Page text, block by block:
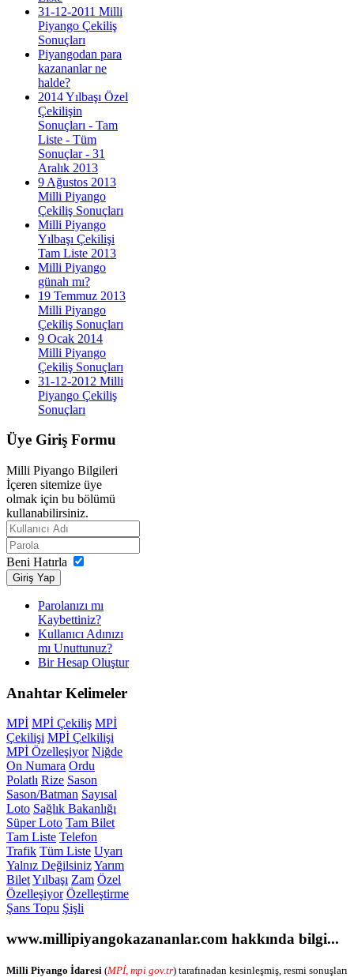
31-12-2011 Milli
Piyango Çekiliş
Sonuçları
Piyangodan para
kazananlar ne
halde?
2014 Yılbaşı Özel
Çekilişin
Sonuçları - Tam
Liste - Tüm
Sonuçlar - 31
Aralık 2013
9 Ağustos 2013
Milli Piyango
Çekiliş Sonuçları
Milli Piyango
Yılbaşı Çekilişi
Tam Liste 2013
Milli Piyango
günah mı?
19 Temmuz 2013
Milli Piyango
Çekiliş Sonuçları
9 Ocak 2014
Milli Piyango
Çekiliş Sonuçları
31-12-2012 Milli
Piyango Çekiliş
Sonuçları
Üye Giriş Formu
Milli Piyango Bilgileri
İçeren sitemize üye
olmak için bu bölümü
kullanabilirsiniz.
Beni Hatırla
Giriş Yap
Parolanızı mı
Kaybettiniz?
Kullanıcı Adınızı
mı Unuttunuz?
Bir Hesap Oluştur
Anahtar Kelimeler
MPİ MPİ Çekiliş MPİ
Çekilişi MPİ Çelkilişi
MPİ Özelleşiyor Niğde
On Numara Ordu
Polatlı Rize Sason
Sason/Batman Sayısal
Loto Sağlık Bakanlığı
Süper Loto Tam Bilet
Tam Liste Telefon
Trafik Tüm Liste Uyarı
Yalnız DeğilsinizYarım
BiletYılbaşı Zam Özel
Özelleşiyor Özelleştirme
Şans Topu Şişli
www.millipiyangokazananlar.com hakkında bilgi...
Milli Piyango İdaresi (MPİ, mpi gov.tr) tarafınadan kesinleşmiş, resmi sonuşları